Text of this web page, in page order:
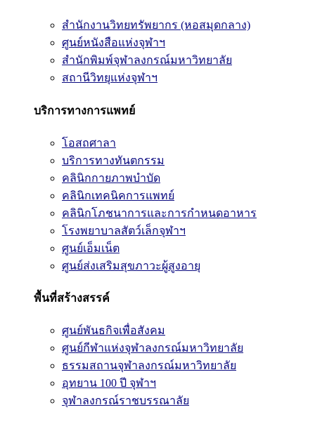
สำนักงานวิทยทรัพยากร (หอสมุดกลาง)
ศูนย์หนังสือแห่งจุฬาฯ
สำนักพิมพ์จุฬาลงกรณ์มหาวิทยาลัย
สถานีวิทยุแห่งจุฬาฯ
บริการทางการแพทย์
โอสถศาลา
บริการทางทันตกรรม
คลินิกกายภาพบำบัด
คลินิกเทคนิคการแพทย์
คลินิกโภชนาการและการกำหนดอาหาร
โรงพยาบาลสัตว์เล็กจุฬาฯ
ศูนย์เอ็มเน็ต
ศูนย์ส่งเสริมสุขภาวะผู้สูงอายุ
พื้นที่สร้างสรรค์
ศูนย์พันธกิจเพื่อสังคม
ศูนย์กีฬาแห่งจุฬาลงกรณ์มหาวิทยาลัย
ธรรมสถานจุฬาลงกรณ์มหาวิทยาลัย
อุทยาน 100 ปี จุฬาฯ
จุฬาลงกรณ์ราชบรรณาลัย